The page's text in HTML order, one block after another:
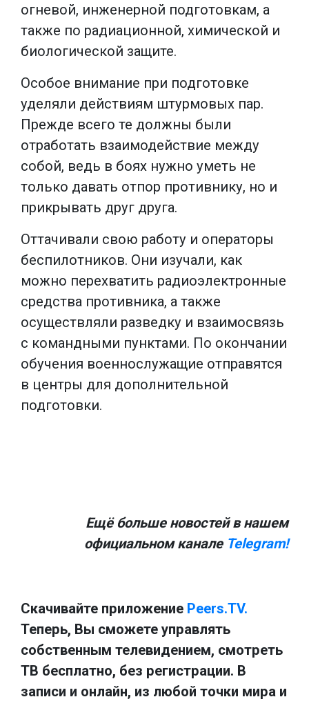
огневой, инженерной подготовкам, а
также по радиационной, химической и
биологической защите.
Особое внимание при подготовке
уделяли действиям штурмовых пар.
Прежде всего те должны были
отработать взаимодействие между
собой, ведь в боях нужно уметь не
только давать отпор противнику, но и
прикрывать друг друга.
Оттачивали свою работу и операторы
беспилотников. Они изучали, как
можно перехватить радиоэлектронные
средства противника, а также
осуществляли разведку и взаимосвязь
с командными пунктами. По окончании
обучения военнослужащие отправятся
в центры для дополнительной
подготовки.
Ещё больше новостей в нашем
официальном канале Telegram!
Скачивайте приложение Peers.TV.
Теперь, Вы сможете управлять
собственным телевидением, смотреть
ТВ бесплатно, без регистрации. В
записи и онлайн, из любой точки мира и